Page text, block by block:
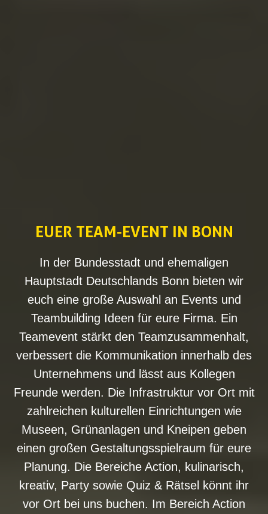
EUER TEAM-EVENT IN BONN
In der Bundesstadt und ehemaligen
Hauptstadt Deutschlands Bonn bieten wir
euch eine große Auswahl an Events und
Teambuilding Ideen für eure Firma. Ein
Teamevent stärkt den Teamzusammenhalt,
verbessert die Kommunikation innerhalb des
Unternehmens und lässt aus Kollegen
Freunde werden. Die Infrastruktur vor Ort mit
zahlreichen kulturellen Einrichtungen wie
Museen, Grünanlagen und Kneipen geben
einen großen Gestaltungsspielraum für eure
Planung. Die Bereiche Action, kulinarisch,
kreativ, Party sowie Quiz & Rätsel könnt ihr
vor Ort bei uns buchen. Im Bereich Action